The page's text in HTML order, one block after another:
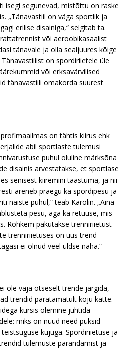
isegi segunevad, mistõttu on raske
„Tänavastiil on väga sportlik ja
erilise disainiga,“ selgitab ta.
või aeroobikasaalist
tänavale ja olla sealjuures kõige
on spordiriietele üle
või erksavärvilised
tänavastiili omakorda suurest
on tähtis kiirus ehk
abil sportlaste tulemusi
puhul oluline märksõna
disainis arvestatakse, et sportlase
senisest kiiremini taastuma, ja nii
areneb praegu ka spordipesu ja
naiste puhul,“ teab Karolin. „Aina
pesu, aga ka retuuse, mis
Rohkem pakutakse trenniriietust
trenniriietuses on uus trend
ei olnud veel üldse näha.“
ole vaja otseselt trende järgida,
trendid paratamatult koju kätte.
kursis olemine juhtida
miks on nüüd need püksid
kujuga. Spordiriietuse ja
tulemuste parandamist ja